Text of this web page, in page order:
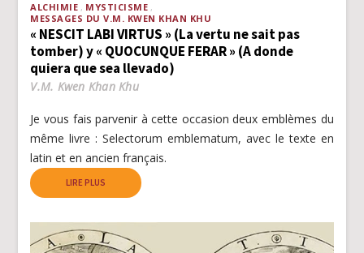
ALCHIMIE
MYSTICISME
MESSAGES DU V.M. KWEN KHAN KHU
« NESCIT LABI VIRTUS » (La vertu ne sait pas
tomber) y « QUOCUNQUE FERAR » (A donde
quiera que sea llevado)
V.M. Kwen Khan Khu
Je vous fais parvenir à cette occasion deux emblèmes du
même livre : Selectorum emblematum, avec le texte en
latin et en ancien français.
LIRE PLUS